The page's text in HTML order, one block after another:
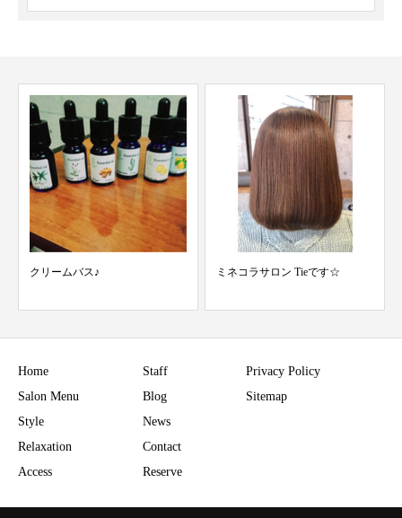
ミネコラサロン Tieです☆ ミネコラ祭りひな祭り
Home
Salon Menu
Style
Relaxation
Access
Staff
Blog
News
Contact
Reserve
Privacy Policy
Sitemap